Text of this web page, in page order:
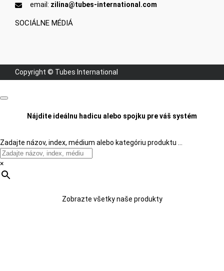
email: zilina@tubes-international.com
SOCIÁLNE MÉDIÁ
Copyright © Tubes International
Nájdite ideálnu hadicu alebo spojku pre váš systém
Zadajte názov, index, médium alebo kategóriu produktu …
×
Zobrazte všetky naše produkty